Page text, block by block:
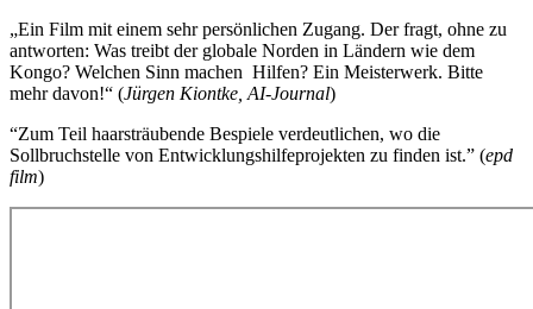
„Ein Film mit einem sehr persönlichen Zugang. Der fragt, ohne zu
antworten: Was treibt der globale Norden in Ländern wie dem
Kongo? Welchen Sinn machen Hilfen? Ein Meisterwerk. Bitte
mehr davon!“ (Jürgen Kiontke, AI-Journal)
“Zum Teil haarsträubende Bespiele verdeutlichen, wo die
Sollbruchstelle von Entwicklungshilfeprojekten zu finden ist.” (epd
film)